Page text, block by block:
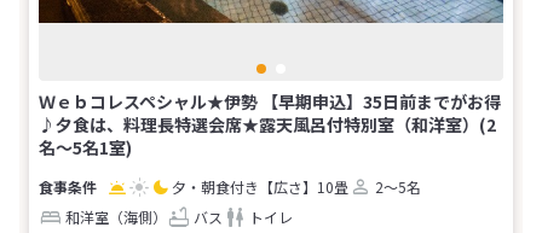
Ｗｅｂコレスペシャル★伊勢 【早期申込】35日前までがお得
♪夕食は、料理長特選会席★露天風呂付特別室（和洋室）(2
名～5名1室)
夕・朝食付き 【広さ】10畳
2～5名
和洋室（海側）
バス トイレ